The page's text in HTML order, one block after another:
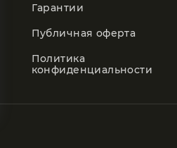
Гарантии
Публичная оферта
Политика
конфиденциальности